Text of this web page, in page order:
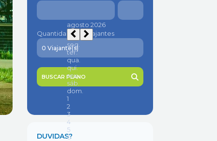
Quantidade de viajantes
BUSCAR PLANO
DUVIDAS?